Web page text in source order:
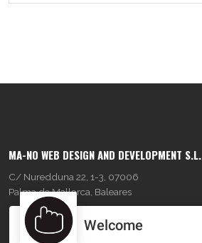
MA-NO WEB DESIGN AND DEVELOPMENT S.L.
C/ Nuredduna 22, 1-3, 07006
Palma de Mallorca, Baleares
OUR COMPANY Welcome